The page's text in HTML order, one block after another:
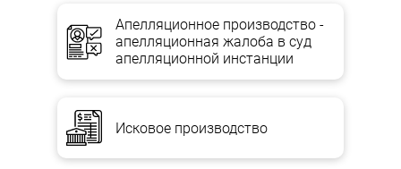
Профессиональное сопровождение в суде основано на
обширной судебной практике наших юристов;
конфиденциальности;
Апелляционное производство -
апелляционная жалоба в суд
апелляционной инстанции
Исковое производство